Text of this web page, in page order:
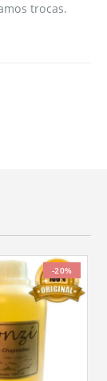
trocas.
-20%